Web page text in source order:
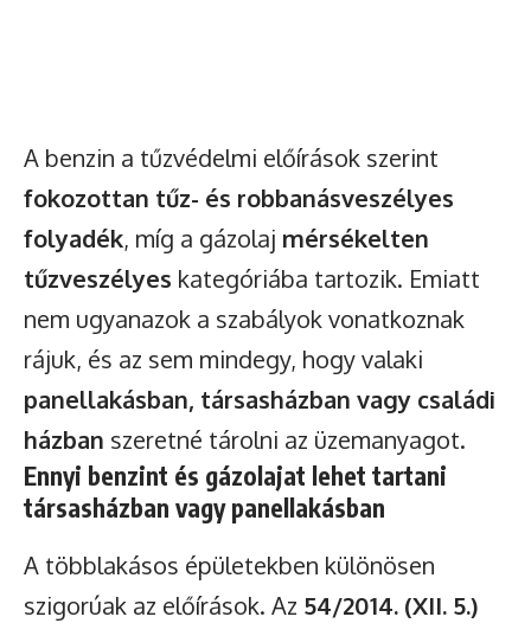
A benzin a tűzvédelmi előírások szerint
fokozottan tűz- és robbanásveszélyes
folyadék, míg a gázolaj mérsékelten
tűzveszélyes kategóriába tartozik. Emiatt
nem ugyanazok a szabályok vonatkoznak
rájuk, és az sem mindegy, hogy valaki
panellakásban, társasházban vagy családi
házban szeretné tárolni az üzemanyagot.
Ennyi benzint és gázolajat lehet tartani
társasházban vagy panellakásban
A többlakásos épületekben különösen
szigorúak az előírások. Az 54/2014. (XII. 5.)